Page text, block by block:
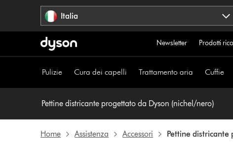
Italia
Newsletter Prodotti
Pulizie Cura dei capelli Trattamento aria Cuffie
Pettine districante progettato da Dyson (nichel/nero)
Home Assistenza Accessori Pettine districante